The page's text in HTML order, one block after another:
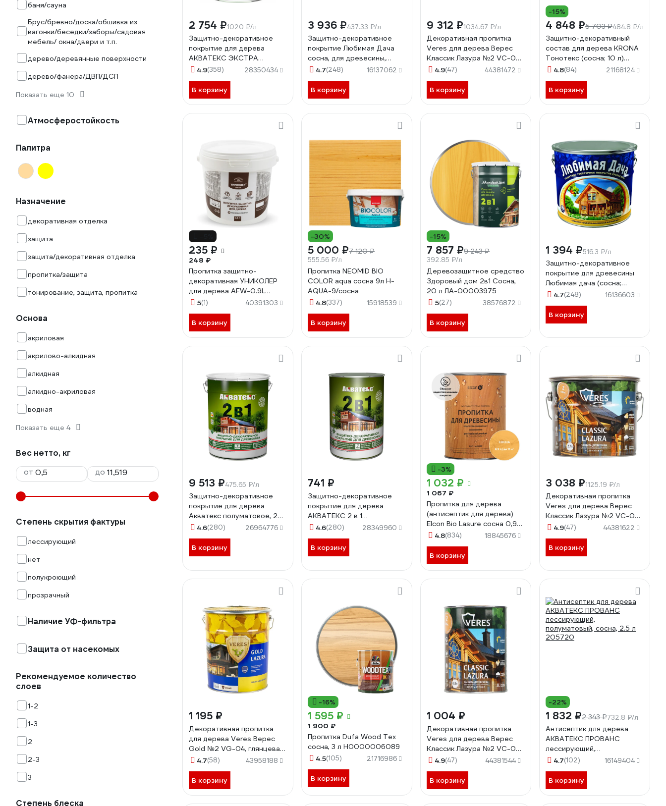
баня/сауна
Брус/бревно/доска/обшивка из
вагонки/беседки/заборы/садовая
мебель/ окна/двери и т.п.
дерево/деревянные поверхности
дерево/фанера/ДВП/ДСП
Показать еще 10
Атмосферостойкость
Палитра
Назначение
декоративная отделка
защита
защита/декоративная отделка
пропитка/защита
тонирование, защита, пропитка
Основа
акриловая
акрилово-алкидная
алкидная
алкидно-акриловая
водная
Показать еще 4
Вес нетто, кг
от
до
Степень скрытия фактуры
лессирующий
нет
полукроющий
прозрачный
Наличие УФ-фильтра
Защита от насекомых
Рекомендуемое количество
слоев
1-2
1-3
2
2-3
3
Степень блеска
2 754 ₽1020 ₽/л
Защитно-декоративное
покрытие для дерева
АКВАТЕКС ЭКСТРА
полуглянцевое, сосна, 2.7 л
4.9(358) 28350434
В корзину
3 936 ₽437.33 ₽/л
Защитно-декоративное
покрытие Любимая Дача
сосна, для древесины,
полуматовое, 9 л 45321
4.7(248) 16137062
В корзину
9 312 ₽1034.67 ₽/л
Декоративная пропитка
Veres для дерева Верес
Классик Лазура №2 VC-09,
полуматовая, 9 л, сосна
4.9(47) 44381472
В корзину
-15%
4 848 ₽5 703 ₽484.8 ₽/л
Защитно-декоративный
состав для дерева KRONA
Тонотекс (сосна; 10 л)
66303608
4.8(84) 21168124
В корзину
235 ₽
248 ₽
Пропитка защитно-
декоративная УНИКОЛЕР
для дерева AFW-0.9L
Сосна 761459
5(1) 40391303
В корзину
-30%
5 000 ₽7 120 ₽
555.56 ₽/л
Пропитка NEOMID BIO
COLOR aqua сосна 9л Н-
AQUA-9/сосна
4.8(337) 15918539
В корзину
-15%
7 857 ₽9 243 ₽
392.85 ₽/л
Деревозащитное средство
Здоровый дом 2в1 Сосна,
20 л ЛА-00003975
5(27) 38576872
В корзину
1 394 ₽516.3 ₽/л
Защитно-декоративное
покрытие для древесины
Любимая дача (сосна;
полуматовое; 2.7 л) 36156
4.7(248) 16136603
В корзину
9 513 ₽475.65 ₽/л
Защитно-декоративное
покрытие для дерева
Акватекс полуматовое, 20
л, сосна 257240
4.6(280) 26964776
В корзину
741 ₽
Защитно-декоративное
покрытие для дерева
АКВАТЕКС 2 в 1
полуматовое, сосна, 0.8 л
4.6(280) 28349960
В корзину
-3%
1 032 ₽
1 067 ₽
Пропитка для дерева
(антисептик для дерева)
Elcon Bio Lasure сосна 0,9л
00-00461945
4.8(834) 18845676
В корзину
3 038 ₽1125.19 ₽/л
Декоративная пропитка
Veres для дерева Верес
Классик Лазура №2 VC-08,
полуматовая, 2,7 л, сосна
4.9(47) 44381622
В корзину
1 195 ₽
Декоративная пропитка
для дерева Veres Верес
Gold №2 VG-04, глянцевая,
0,8 л, сосна 281432
4.7(58) 43958188
В корзину
-16%
1 595 ₽
1 900 ₽
Пропитка Dufa Wood Tex
сосна, 3 л Н0000006089
4.5(105) 21716986
В корзину
1 004 ₽
Декоративная пропитка
Veres для дерева Верес
Классик Лазура №2 VC-07,
полуматовая, 0,8 л, сосна
4.9(47) 44381544
В корзину
-22%
1 832 ₽2 343 ₽732.8 ₽/л
Антисептик для дерева
АКВАТЕКС ПРОВАНС
лессирующий,
полуматовый, сосна, 2.5 л
4.7(102) 16149404
В корзину